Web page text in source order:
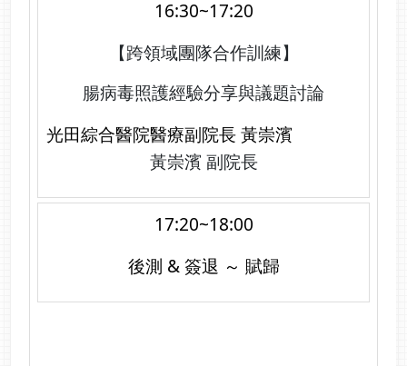
16:30~17:20
【跨領域團隊合作訓練】
腸病毒照護經驗分享與議題討論
光田綜合醫院醫療副院長 黃崇濱
黃崇濱 副院長
17:20~18:00
後測 & 簽退 ～ 賦歸